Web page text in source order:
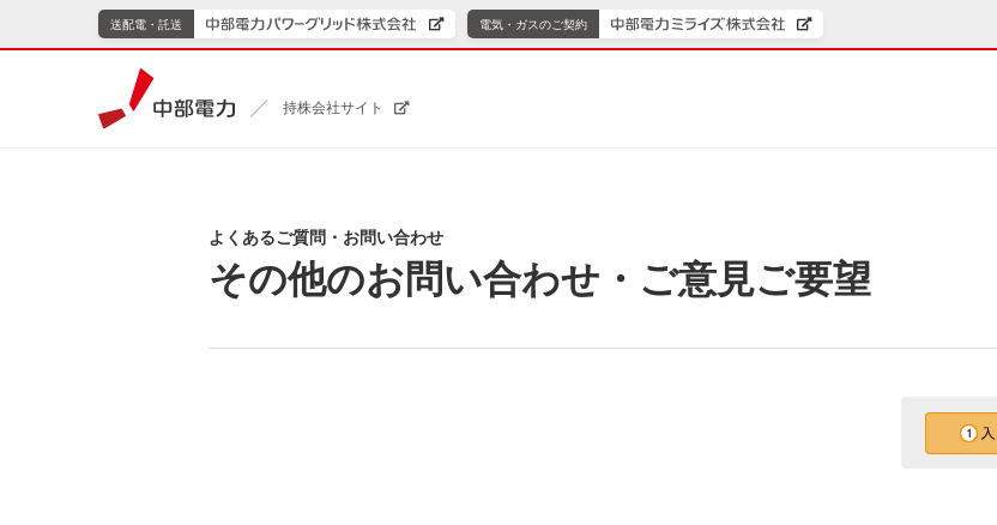
持株会社サイト
送配電・託送 電気・ガスのご契約
よくあるご質問・お問い合わせ
その他のお問い合わせ・ご意見ご要望